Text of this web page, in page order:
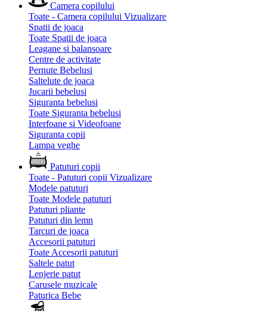
Camera copilului
Toate - Camera copilului Vizualizare
Spatii de joaca
Toate Spatii de joaca
Leagane si balansoare
Centre de activitate
Pernute Bebelusi
Saltelute de joaca
Jucarii bebelusi
Siguranta bebelusi
Toate Siguranta bebelusi
Interfoane si Videofoane
Siguranta copii
Lampa veghe
Patuturi copii
Toate - Patuturi copii Vizualizare
Modele patuturi
Toate Modele patuturi
Patuturi pliante
Patuturi din lemn
Tarcuri de joaca
Accesorii patuturi
Toate Accesorii patuturi
Saltele patut
Lenjerie patut
Carusele muzicale
Paturica Bebe